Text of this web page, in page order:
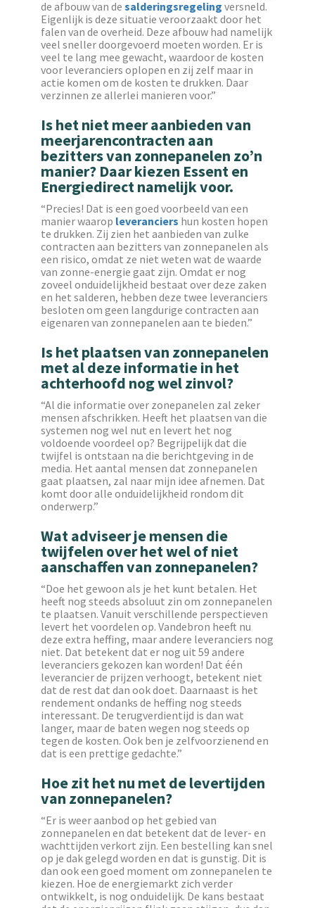
de afbouw van de salderingsregeling versneld.
Eigenlijk is deze situatie veroorzaakt door het
falen van de overheid. Deze afbouw had namelijk
veel sneller doorgevoerd moeten worden. Er is
veel te lang mee gewacht, waardoor de kosten
voor leveranciers oplopen en zij zelf maar in
actie komen om de kosten te drukken. Daar
verzinnen ze allerlei manieren voor.”
Is het niet meer aanbieden van
meerjarencontracten aan
bezitters van zonnepanelen zo’n
manier? Daar kiezen Essent en
Energiedirect namelijk voor.
“Precies! Dat is een goed voorbeeld van een
manier waarop leveranciers hun kosten hopen
te drukken. Zij zien het aanbieden van zulke
contracten aan bezitters van zonnepanelen als
een risico, omdat ze niet weten wat de waarde
van zonne-energie gaat zijn. Omdat er nog
zoveel onduidelijkheid bestaat over deze zaken
en het salderen, hebben deze twee leveranciers
besloten om geen langdurige contracten aan
eigenaren van zonnepanelen aan te bieden.”
Is het plaatsen van zonnepanelen
met al deze informatie in het
achterhoofd nog wel zinvol?
“Al die informatie over zonepanelen zal zeker
mensen afschrikken. Heeft het plaatsen van die
systemen nog wel nut en levert het nog
voldoende voordeel op? Begrijpelijk dat die
twijfel is ontstaan na die berichtgeving in de
media. Het aantal mensen dat zonnepanelen
gaat plaatsen, zal naar mijn idee afnemen. Dat
komt door alle onduidelijkheid rondom dit
onderwerp.”
Wat adviseer je mensen die
twijfelen over het wel of niet
aanschaffen van zonnepanelen?
“Doe het gewoon als je het kunt betalen. Het
heeft nog steeds absoluut zin om zonnepanelen
te plaatsen. Vanuit verschillende perspectieven
levert het voordelen op. Vandebron heeft nu
deze extra heffing, maar andere leveranciers nog
niet. Dat betekent dat er nog uit 59 andere
leveranciers gekozen kan worden! Dat één
leverancier de prijzen verhoogt, betekent niet
dat de rest dat dan ook doet. Daarnaast is het
rendement ondanks de heffing nog steeds
interessant. De terugverdientijd is dan wat
langer, maar de baten wegen nog steeds op
tegen de kosten. Ook ben je zelfvoorzienend en
dat is een prettige gedachte.”
Hoe zit het nu met de levertijden
van zonnepanelen?
“Er is weer aanbod op het gebied van
zonnepanelen en dat betekent dat de lever- en
wachttijden verkort zijn. Een bestelling kan snel
op je dak gelegd worden en dat is gunstig. Dit is
dan ook een goed moment om zonnepanelen te
kiezen. Hoe de energiemarkt zich verder
ontwikkelt, is nog onduidelijk. De kans bestaat